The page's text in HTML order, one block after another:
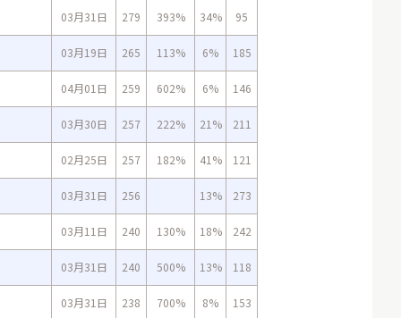
03月31日 279 393% 34% 95
03月19日 265 113% 6% 185
04月01日 259 602% 6% 146
03月30日 257 222% 21% 211
02月25日 257 182% 41% 121
03月31日 256 13% 273
03月11日 240 130% 18% 242
03月31日 240 500% 13% 118
03月31日 238 700% 8% 153